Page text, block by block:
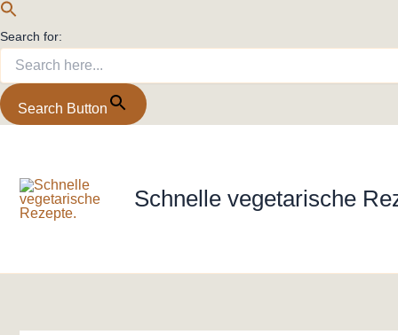
Search for:
Search Button
springen
Schnelle vegetarische